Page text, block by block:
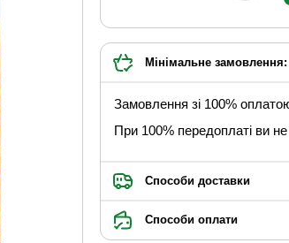
Мінімальне замовлення:
Замовлення зі 100%
При 100% передоплаті ви
Способи доставки
Способи оплати